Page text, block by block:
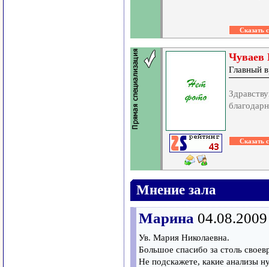
Чуваев
Главный
Мнение зала
Марина
Ув. Мария Николаевна.
Большое спасибо за столь
Не подскажете, какие анализы